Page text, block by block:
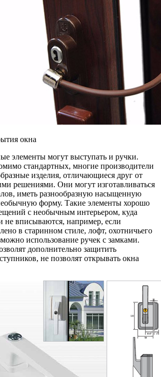
окна
элементы могут выступать и ручки.
стандартных, многие производители
изделия, отличающиеся друг от
решениями. Они могут изготавливаться
иметь разнообразную насыщенную
форму. Такие элементы хорошо
с необычным интерьером, куда
не вписываются, например, если
в старинном стиле, лофт, охотничьего
использование ручек с замками.
дополнительно защитить
не позволят открывать окна